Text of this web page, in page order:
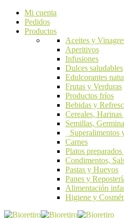
Mi cuenta
Pedidos
Productos
Aceites y
Aperitivos
Infusiones
Dulces saludables
Edulcorantes
Frutas y Verduras
Productos fríos
Bebidas y
Cereales,
Semillas,
Superalimentos
Carnes
Platos
Condimentos,
Pastas y Huevos
Panes y
Alimentación
Higiene y